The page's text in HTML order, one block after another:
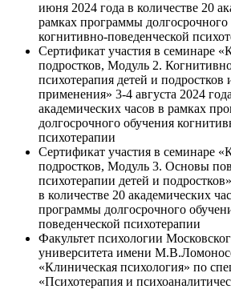
июня 2024 года в количестве 20
рамках программы долгосрочного
когнитивно-поведенческой
Сертификат участия в семинаре
подростков, Модуль 2.
психотерапия детей и подростков
применения» 3-4 августа 2024
академических часов в рамках
долгосрочного обучения
психотерапии
Сертификат участия в семинаре
подростков, Модуль 3. Основы
психотерапии детей и
в количестве 20 академических
программы долгосрочного
поведенческой психотерапии
Факультет психологии
университета имени
«Клиническая психология» по
«Психотерапия и